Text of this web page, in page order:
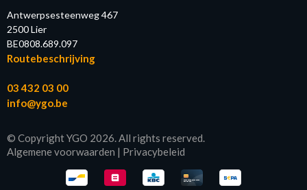
Antwerpsesteenweg 467
2500 Lier
BE0808.689.097
Routebeschrijving
03 432 03 00
info@ygo.be
© Copyright YGO 2026. All rights reserved.
Algemene voorwaarden | Privacybeleid